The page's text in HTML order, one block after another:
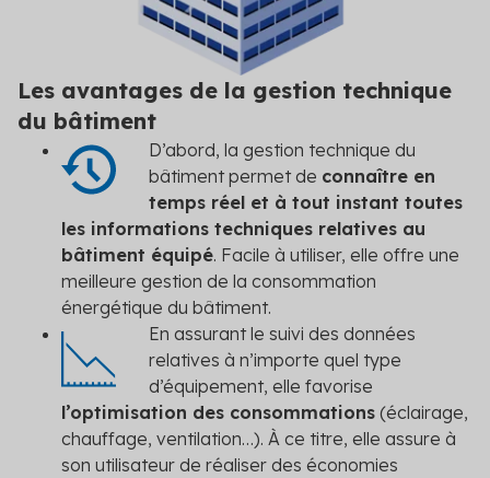
Les avantages de la gestion technique
du bâtiment
D’abord, la gestion technique du
bâtiment permet de connaître en
temps réel et à tout instant toutes
les informations techniques relatives au
bâtiment équipé. Facile à utiliser, elle offre une
meilleure gestion de la consommation
énergétique du bâtiment.
En assurant le suivi des données
relatives à n’importe quel type
d’équipement, elle favorise
l’optimisation des consommations (éclairage,
chauffage, ventilation…). À ce titre, elle assure à
son utilisateur de réaliser des économies